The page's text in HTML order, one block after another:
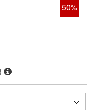
50%